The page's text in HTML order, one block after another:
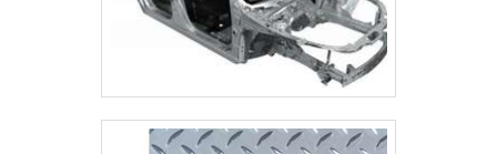
clientes; Biblioteca técnica de apoio;
Atendimento de forma personalizada para
cada cliente.Ainda focando em isolamento
térmico tubulação industrial, sempre deve-se
buscar uma companhia que tenha produtos e
serviços com ótima qualidade e